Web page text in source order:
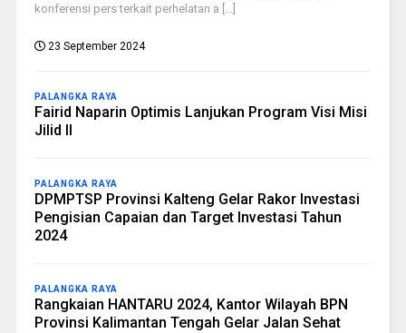
konferensi pers terkait perhelatan a [...]
23 September 2024
PALANGKA RAYA
Fairid Naparin Optimis Lanjukan Program Visi Misi
Jilid II
PALANGKA RAYA
DPMPTSP Provinsi Kalteng Gelar Rakor Investasi
Pengisian Capaian dan Target Investasi Tahun
2024
PALANGKA RAYA
Rangkaian HANTARU 2024, Kantor Wilayah BPN
Provinsi Kalimantan Tengah Gelar Jalan Sehat